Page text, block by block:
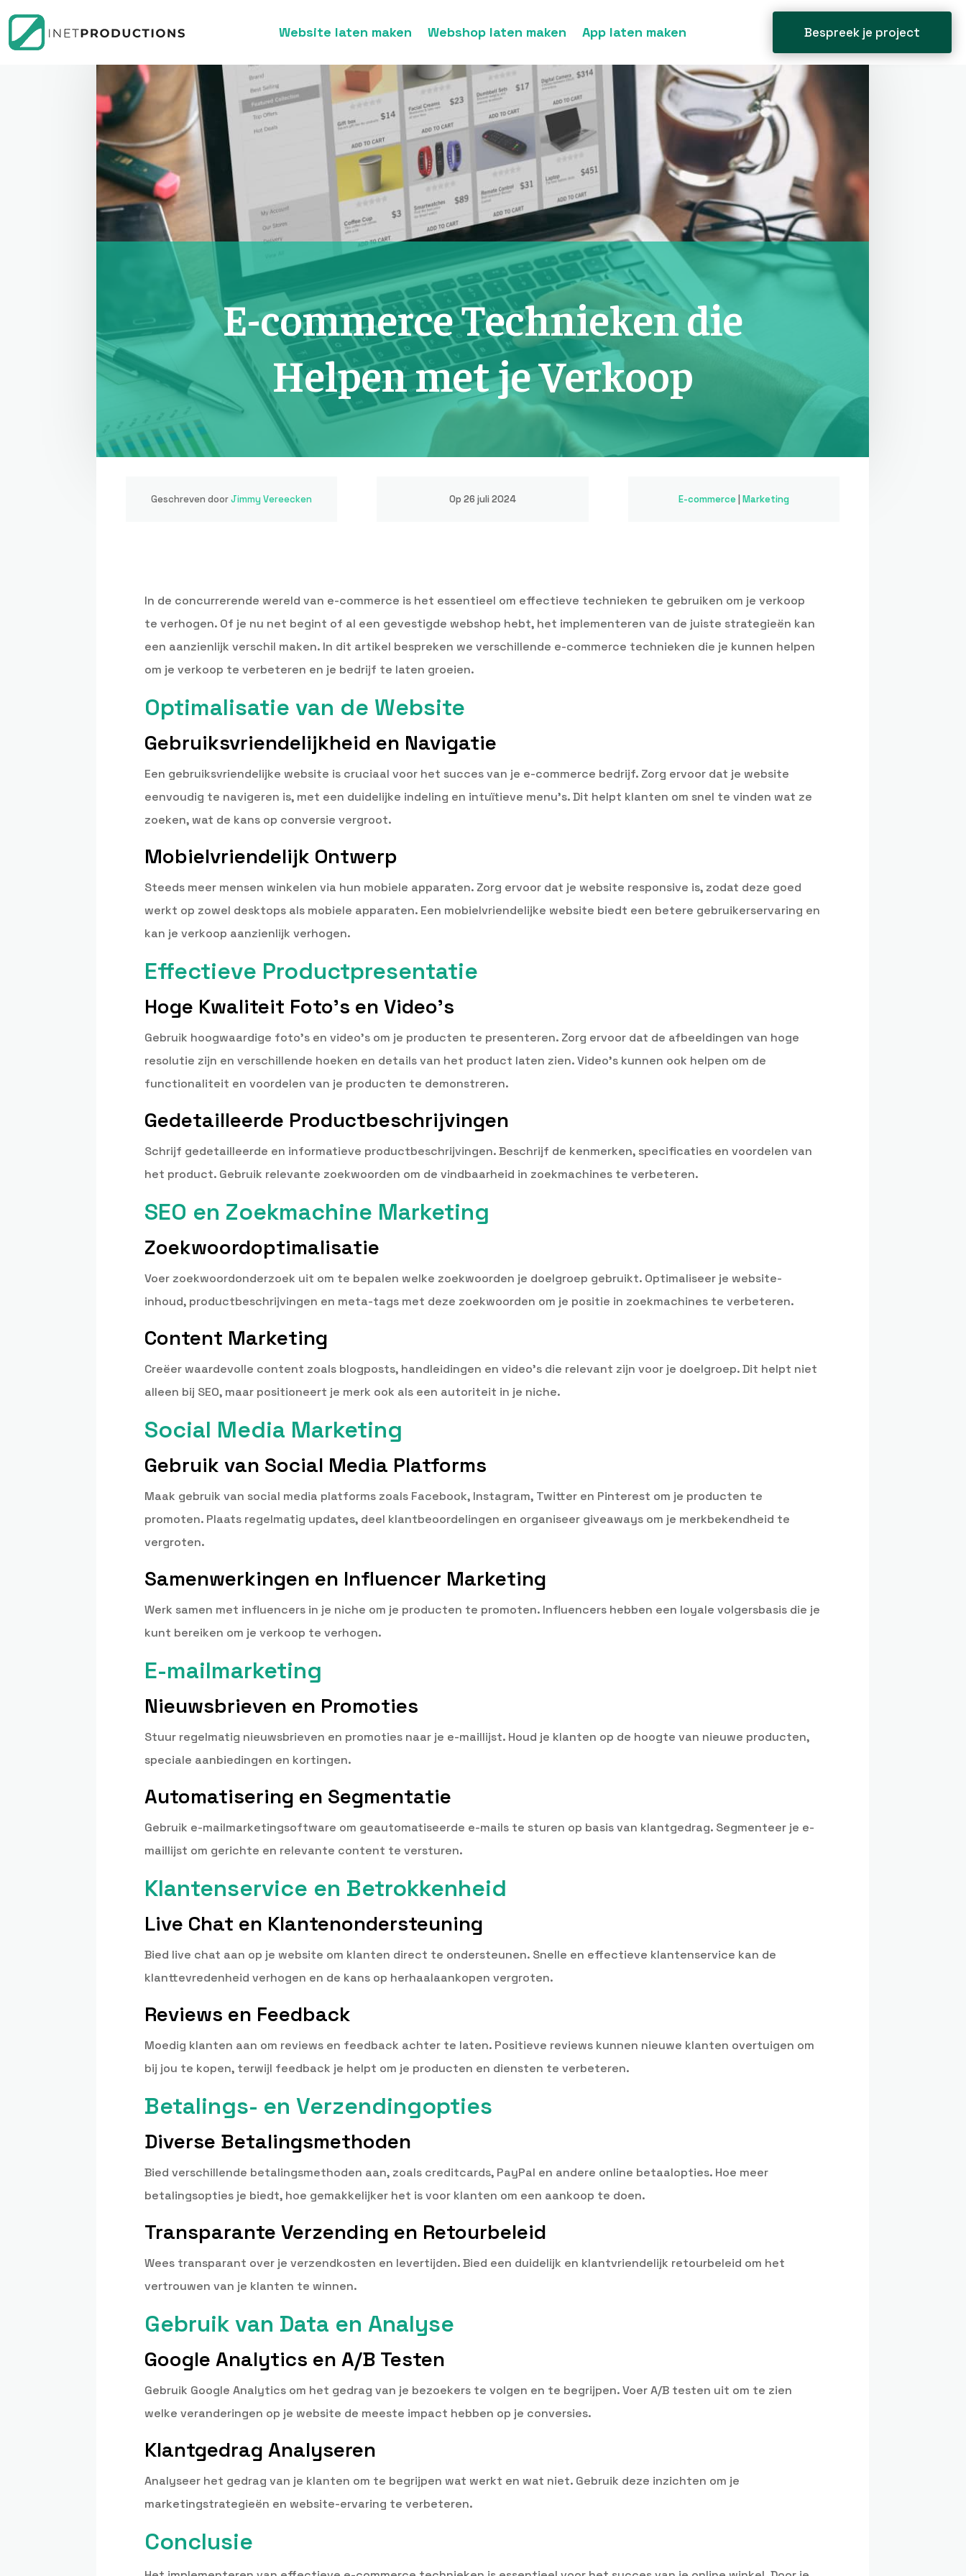
Website laten maken Webshop laten maken App laten maken Bespreek je project
E-commerce Technieken die
Helpen met je Verkoop
Geschreven doorJimmy Vereecken Op 26 juli 2024 E-commerce| Marketing
In de concurrerende wereld van e-commerce is het essentieel om effectieve technieken te gebruiken om je verkoop
te verhogen. Of je nu net begint of al een gevestigde webshop hebt, het implementeren van de juiste strategieën kan
een aanzienlijk verschil maken. In dit artikel bespreken we verschillende e-commerce technieken die je kunnen helpen
om je verkoop te verbeteren en je bedrijf te laten groeien.
Optimalisatie van de Website
Gebruiksvriendelijkheid en Navigatie
Een gebruiksvriendelijke website is cruciaal voor het succes van je e-commerce bedrijf. Zorg ervoor dat je website
eenvoudig te navigeren is, met een duidelijke indeling en intuïtieve menu’s. Dit helpt klanten om snel te vinden wat ze
zoeken, wat de kans op conversie vergroot.
Mobielvriendelijk Ontwerp
Steeds meer mensen winkelen via hun mobiele apparaten. Zorg ervoor dat je website responsive is, zodat deze goed
werkt op zowel desktops als mobiele apparaten. Een mobielvriendelijke website biedt een betere gebruikerservaring en
kan je verkoop aanzienlijk verhogen.
Effectieve Productpresentatie
Hoge Kwaliteit Foto’s en Video’s
Gebruik hoogwaardige foto’s en video’s om je producten te presenteren. Zorg ervoor dat de afbeeldingen van hoge
resolutie zijn en verschillende hoeken en details van het product laten zien. Video’s kunnen ook helpen om de
functionaliteit en voordelen van je producten te demonstreren.
Gedetailleerde Productbeschrijvingen
Schrijf gedetailleerde en informatieve productbeschrijvingen. Beschrijf de kenmerken, specificaties en voordelen van
het product. Gebruik relevante zoekwoorden om de vindbaarheid in zoekmachines te verbeteren.
SEO en Zoekmachine Marketing
Zoekwoordoptimalisatie
Voer zoekwoordonderzoek uit om te bepalen welke zoekwoorden je doelgroep gebruikt. Optimaliseer je website-
inhoud, productbeschrijvingen en meta-tags met deze zoekwoorden om je positie in zoekmachines te verbeteren.
Content Marketing
Creëer waardevolle content zoals blogposts, handleidingen en video’s die relevant zijn voor je doelgroep. Dit helpt niet
alleen bij SEO, maar positioneert je merk ook als een autoriteit in je niche.
Social Media Marketing
Gebruik van Social Media Platforms
Maak gebruik van social media platforms zoals Facebook, Instagram, Twitter en Pinterest om je producten te
promoten. Plaats regelmatig updates, deel klantbeoordelingen en organiseer giveaways om je merkbekendheid te
vergroten.
Samenwerkingen en Influencer Marketing
Werk samen met influencers in je niche om je producten te promoten. Influencers hebben een loyale volgersbasis die je
kunt bereiken om je verkoop te verhogen.
E-mailmarketing
Nieuwsbrieven en Promoties
Stuur regelmatig nieuwsbrieven en promoties naar je e-maillijst. Houd je klanten op de hoogte van nieuwe producten,
speciale aanbiedingen en kortingen.
Automatisering en Segmentatie
Gebruik e-mailmarketingsoftware om geautomatiseerde e-mails te sturen op basis van klantgedrag. Segmenteer je e-
maillijst om gerichte en relevante content te versturen.
Klantenservice en Betrokkenheid
Live Chat en Klantenondersteuning
Bied live chat aan op je website om klanten direct te ondersteunen. Snelle en effectieve klantenservice kan de
klanttevredenheid verhogen en de kans op herhaalaankopen vergroten.
Reviews en Feedback
Moedig klanten aan om reviews en feedback achter te laten. Positieve reviews kunnen nieuwe klanten overtuigen om
bij jou te kopen, terwijl feedback je helpt om je producten en diensten te verbeteren.
Betalings- en Verzendingopties
Diverse Betalingsmethoden
Bied verschillende betalingsmethoden aan, zoals creditcards, PayPal en andere online betaalopties. Hoe meer
betalingsopties je biedt, hoe gemakkelijker het is voor klanten om een aankoop te doen.
Transparante Verzending en Retourbeleid
Wees transparant over je verzendkosten en levertijden. Bied een duidelijk en klantvriendelijk retourbeleid om het
vertrouwen van je klanten te winnen.
Gebruik van Data en Analyse
Google Analytics en A/B Testen
Gebruik Google Analytics om het gedrag van je bezoekers te volgen en te begrijpen. Voer A/B testen uit om te zien
welke veranderingen op je website de meeste impact hebben op je conversies.
Klantgedrag Analyseren
Analyseer het gedrag van je klanten om te begrijpen wat werkt en wat niet. Gebruik deze inzichten om je
marketingstrategieën en website-ervaring te verbeteren.
Conclusie